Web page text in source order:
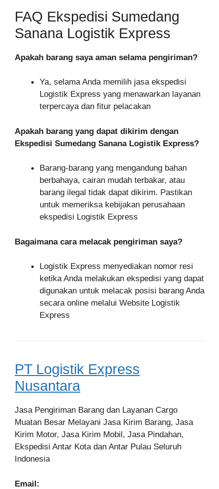
FAQ Ekspedisi Sumedang
Sanana Logistik Express
Apakah barang saya aman selama pengiriman?
Ya, selama Anda memilih jasa ekspedisi
Logistik Express yang menawarkan layanan
terpercaya dan fitur pelacakan
Apakah barang yang dapat dikirim dengan
Ekspedisi Sumedang Sanana Logistik Express?
Barang-barang yang mengandung bahan
berbahaya, cairan mudah terbakar, atau
barang ilegal tidak dapat dikirim. Pastikan
untuk memeriksa kebijakan perusahaan
ekspedisi Logistik Express
Bagaimana cara melacak pengiriman saya?
Logistik Express menyediakan nomor resi
ketika Anda melakukan ekspedisi yang dapat
digunakan untuk melacak posisi barang Anda
secara online melalui Website Logistik
Express
PT Logistik Express
Nusantara
Jasa Pengiriman Barang dan Layanan Cargo
Muatan Besar Melayani Jasa Kirim Barang, Jasa
Kirim Motor, Jasa Kirim Mobil, Jasa Pindahan,
Ekspedisi Antar Kota dan Antar Pulau Seluruh
Indonesia
Email: